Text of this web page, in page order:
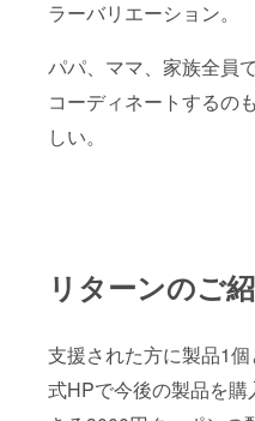
ラーバリエーション。
パパ、ママ、家族全員
コーディネートするの
しい。
リターンのご
支援された方に製品1個
式HPで今後の製品を購